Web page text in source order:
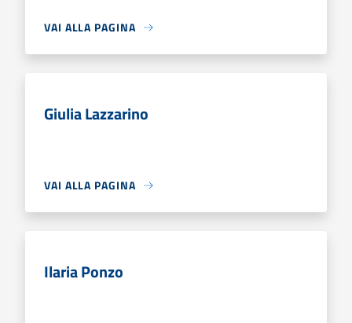
VAI ALLA PAGINA
Giulia Lazzarino
VAI ALLA PAGINA
Ilaria Ponzo